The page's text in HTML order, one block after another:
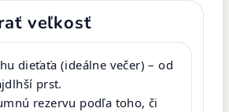
veľkosť
dieťaťa (ideálne večer) – od
prst.
rezervu podľa toho, či